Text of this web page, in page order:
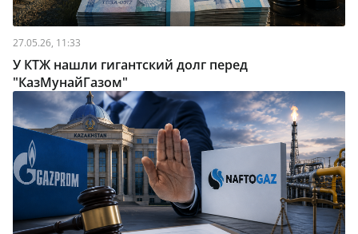
27.05.26, 11:33
У КТЖ нашли гигантский долг перед
"КазМунайГазом"